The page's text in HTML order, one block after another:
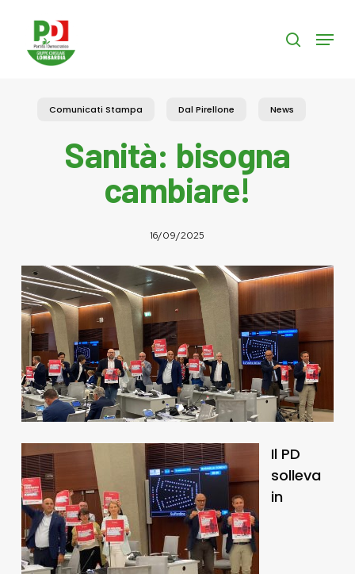
content
search
Menu
Comunicati Stampa Dal Pirellone News
Sanità: bisogna
cambiare!
16/09/2025
Il PD
solleva
in